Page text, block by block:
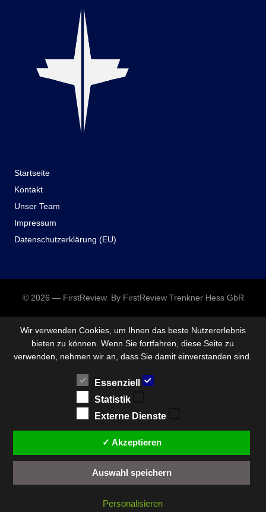
Startseite
Kontakt
Unser Team
Impressum
Datenschutzerklärung (EU)
© 2026 — FirstReview. By FirstReview Trenkner Hess GbR
Wir verwenden Cookies, um Ihnen das beste Nutzererlebnis
bieten zu können. Wenn Sie fortfahren, diese Seite zu
verwenden, nehmen wir an, dass Sie damit einverstanden sind.
Essenziell
Statistik
Externe Dienste
✓ Akzeptieren
Auswahl speichern
Personalisieren